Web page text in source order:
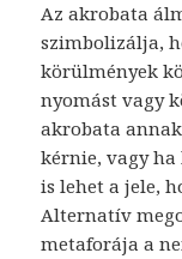
Az akrobata
szimbolizálja,
körülmények
nyomást vagy
akrobata
kérnie, vagy ha
is lehet a jele,
Alternatív
metaforája a